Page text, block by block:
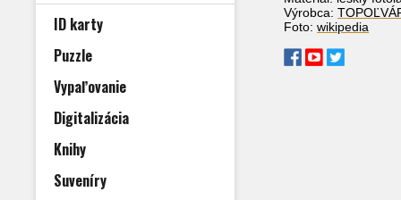
ID karty
Puzzle
Vypaľovanie
Digitalizácia
Knihy
Suveníry
Výrobca:
Foto:wikipedia